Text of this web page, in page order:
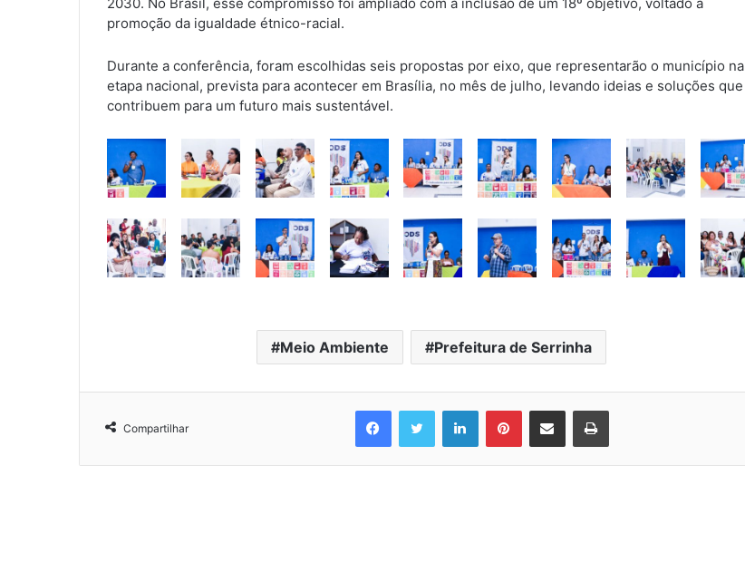
promoção da igualdade étnico-racial.
Durante a conferência, foram escolhidas seis propostas por eixo, que representarão o município na
etapa nacional, prevista para acontecer em Brasília, no mês de julho, levando ideias e soluções que
contribuem para um futuro mais sustentável.
Meio Ambiente Prefeitura de Serrinha
Compartilhar
Facebook Twitter Linkedin Pinterest Compartilhar via e-mail Imprimir